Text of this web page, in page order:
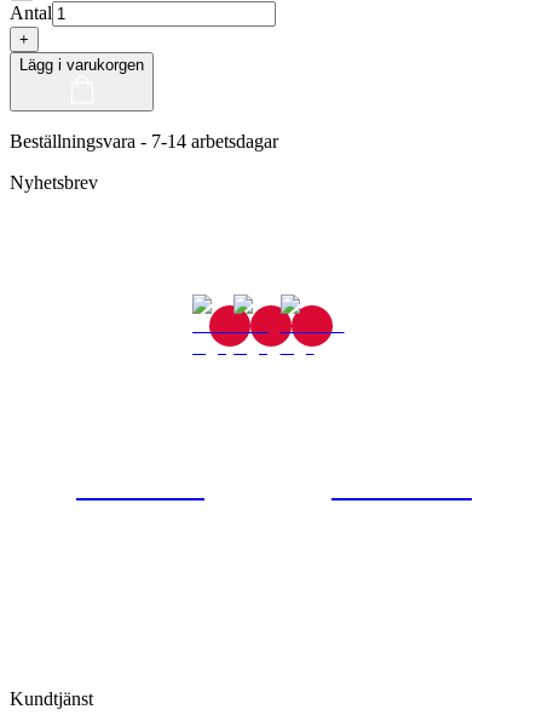
Antal
+
Lägg i varukorgen
Beställningsvara - 7-14 arbetsdagar
Nyhetsbrev
Kundtjänst